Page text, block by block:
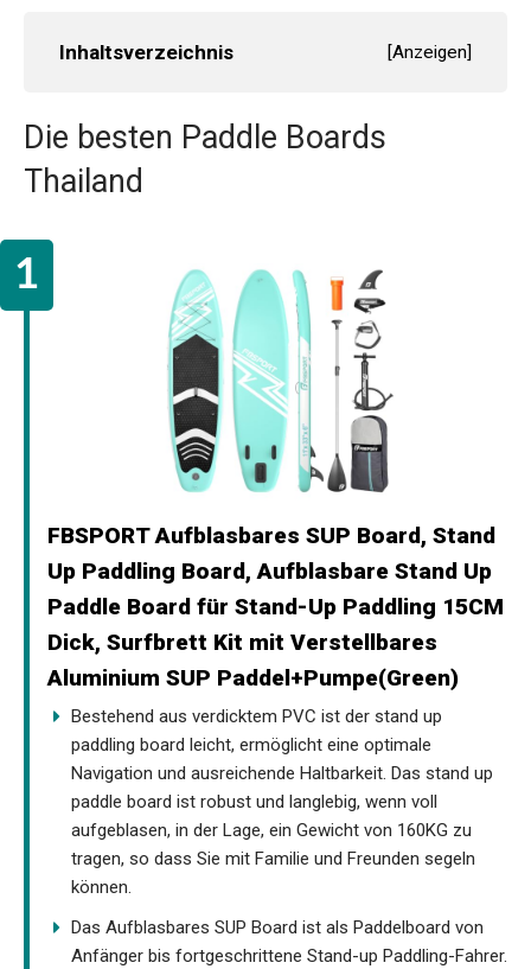
Inhaltsverzeichnis [Anzeigen]
Die besten Paddle Boards
Thailand
FBSPORT Aufblasbares SUP Board, Stand
Up Paddling Board, Aufblasbare Stand Up
Paddle Board für Stand-Up Paddling 15CM
Dick, Surfbrett Kit mit Verstellbares
Aluminium SUP Paddel+Pumpe(Green)
Bestehend aus verdicktem PVC ist der stand up
paddling board leicht, ermöglicht eine optimale
Navigation und ausreichende Haltbarkeit. Das stand up
paddle board ist robust und langlebig, wenn voll
aufgeblasen, in der Lage, ein Gewicht von 160KG zu
tragen, so dass Sie mit Familie und Freunden segeln
können.
Das Aufblasbares SUP Board ist als Paddelboard von
Anfänger bis fortgeschrittene Stand-up Paddling-Fahrer.